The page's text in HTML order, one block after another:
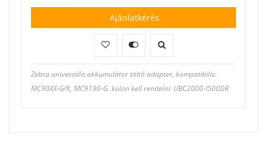
Ajánlatkérés
Zebra univerzális akkumulátor töltő adapter, kompatibilis:
MC90XX-G/K, MC9190-G. külön kell rendelni: UBC2000-I500DR